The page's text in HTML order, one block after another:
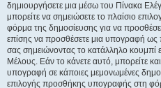
δημιουργήσετε μια μέσω του Πίνακα
μπορείτε να σημειώσετε το πλαίσιο
φόρμα της δημοσίευσης για να
επίσης να προσθέσετε μια υπογραφή ως
σας σημειώνοντας το κατάλληλο κουμπί
Μέλους. Εάν το κάνετε αυτό, μπορείτε
υπογραφή σε κάποιες μεμονωμένες
επιλογής προσθήκης υπογραφής στη